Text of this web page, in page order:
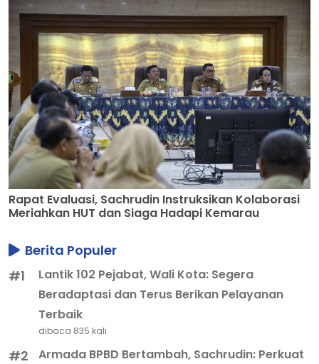
Rapat Evaluasi, Sachrudin Instruksikan Kolaborasi
Meriahkan HUT dan Siaga Hadapi Kemarau
Berita Populer
#1
Lantik 102 Pejabat, Wali Kota: Segera
Beradaptasi dan Terus Berikan Pelayanan
Terbaik
dibaca 835 kali
#2
Armada BPBD Bertambah, Sachrudin: Perkuat